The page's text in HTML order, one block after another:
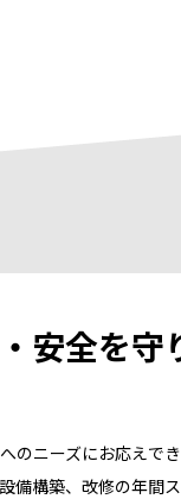
安全を守
のニーズにお応えで
構築、改修の年間